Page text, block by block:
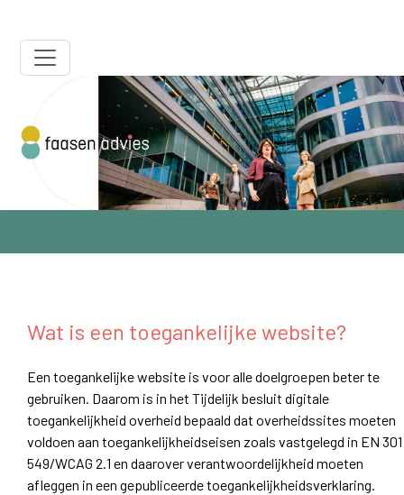
Wat is een toegankelijke website?
Een toegankelijke website is voor alle doelgroepen beter te
gebruiken. Daarom is in het Tijdelijk besluit digitale
toegankelijkheid overheid bepaald dat overheidssites moeten
voldoen aan toegankelijkheidseisen zoals vastgelegd in EN 301
549/WCAG 2.1 en daarover verantwoordelijkheid moeten
afleggen in een gepubliceerde toegankelijkheidsverklaring.